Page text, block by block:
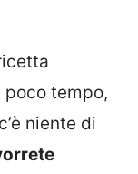
tempo,
niente di